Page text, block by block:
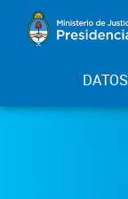
DATOS